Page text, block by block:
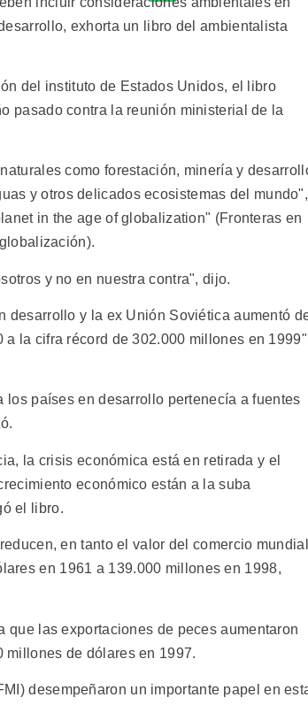
exhorta un libro del ambientalista
del instituto de Estados Unidos, el libro
pasado contra la reunión ministerial de la
como forestación, minería y
y otros delicados ecosistemas del mundo",
in the age of globalization" (Fronteras en
y no en nuestra contra", dijo.
desarrollo y la ex Unión Soviética aumentó
la cifra récord de 302.000 millones en
países en desarrollo pertenecía a fuentes
la crisis económica está en retirada y el
económico están a la suba
el libro.
en tanto el valor del comercio mundial
en 1961 a 139.000 millones en 1998,
que las exportaciones de peces aumentaron
millones de dólares en 1997.
desempeñaron un importante papel en